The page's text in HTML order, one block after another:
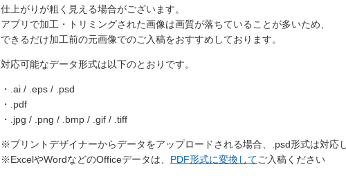
仕上がりが粗く見える場合がございます。
アプリで加工・トリミングされた画像は画質が落ちていることが多いため、
できるだけ加工前の元画像でのご入稿をおすすめしております。
対応可能なデータ形式は以下のとおりです。
・.ai / .eps / .psd
・.pdf
・.jpg / .png / .bmp / .gif / .tiff
※プリントデザイナーからデータをアップロードされる場合、.psd形式は対応
※ExcelやWordなどのOfficeデータは、 PDF形式に変換してご入稿ください